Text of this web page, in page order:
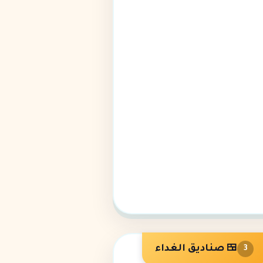
3 🍱 صناديق الغداء